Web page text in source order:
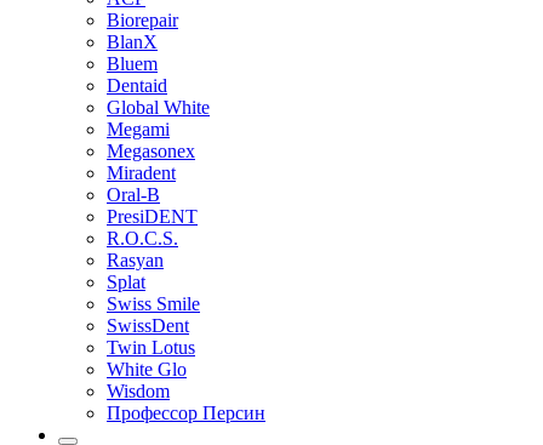
Biorepair
BlanX
Bluem
Dentaid
Global White
Megami
Megasonex
Miradent
Oral-B
PresiDENT
R.O.C.S.
Rasyan
Splat
Swiss Smile
SwissDent
Twin Lotus
White Glo
Wisdom
Профессор Персин